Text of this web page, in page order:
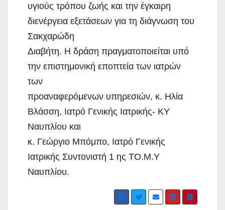
υγιούς τρόπου ζωής και την έγκαιρη
διενέργεια εξετάσεων για τη διάγνωση του
Σακχαρώδη
Διαβήτη. Η δράση πραγματοποιείται υπό
την επιστημονική εποπτεία των ιατρών
των
προαναφερόμενων υπηρεσιών, κ. Ηλία
Βλάσση, Ιατρό Γενικής Ιατρικής- ΚΥ
Ναυπλίου και
κ. Γεώργιο Μπόμπο, Ιατρό Γενικής
Ιατρικής Συντονιστή 1 ης ΤΟ.Μ.Υ
Ναυπλίου.